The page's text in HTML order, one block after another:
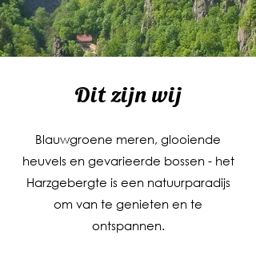
Dit zijn wij
Blauwgroene meren, glooiende
heuvels en gevarieerde bossen - het
Harzgebergte is een natuurparadijs
om van te genieten en te
ontspannen.